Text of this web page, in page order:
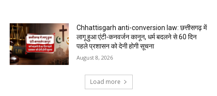
Chhattisgarh anti-conversion law: छत्तीसगढ़ में
लागू हुआ एंटी-कनवर्जन कानून, धर्म बदलने से 60 दिन
पहले प्रशासन को देनी होगी सूचना
August 8, 2026
Load more